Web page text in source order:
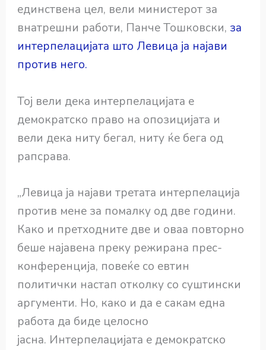
единствена цел, вели министерот за
внатрешни работи, Панче Тошковски, за
интерпелацијата што Левица ја најави
против него.
Тој вели дека интерпелацијата е
демократско право на опозицијата и
вели дека ниту бегал, ниту ќе бега од
рапсрава.
„Левица ја најави третата интерпелација
против мене за помалку од две години.
Како и претходните две и оваа повторно
беше најавена преку режирана прес-
конференција, повеќе со евтин
политички настап отколку со суштински
аргументи. Но, како и да е сакам една
работа да биде целосно
јасна. Интерпелацијата е демократско